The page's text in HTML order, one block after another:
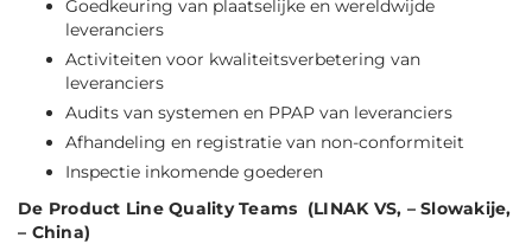
Goedkeuring van plaatselijke en wereldwijde
leveranciers
Activiteiten voor kwaliteitsverbetering van
leveranciers
Audits van systemen en PPAP van leveranciers
Afhandeling en registratie van non-conformiteit
Inspectie inkomende goederen
De Product Line Quality Teams (LINAK VS, – Slowakije,
– China)